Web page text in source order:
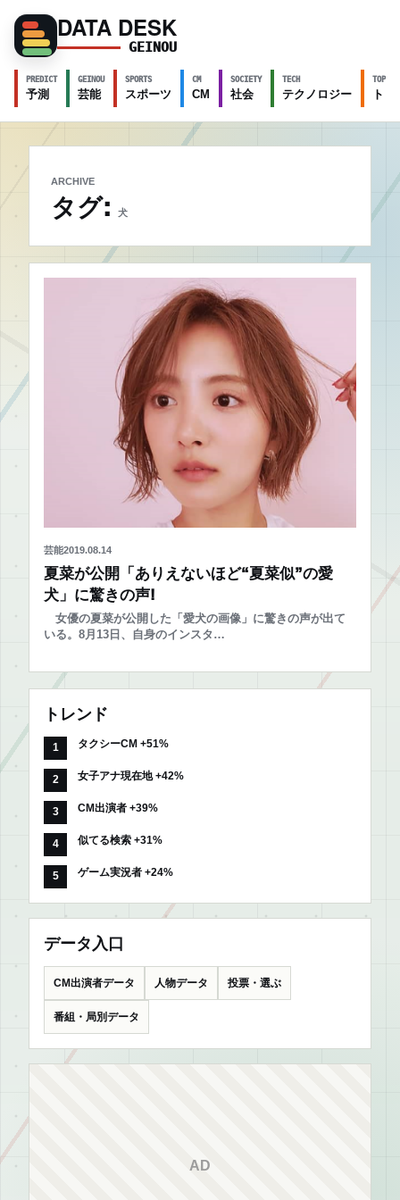
DATA DESK
GEINOU
PREDICT
予測
GEINOU
芸能
SPORTS
スポーツ
CM
CM
SOCIETY
社会
TECH
テクノロジー
TOPICS
ト
ARCHIVE
タグ: 犬
芸能2019.08.14
夏菜が公開「ありえないほど“夏菜似”の愛
犬」に驚きの声!
女優の夏菜が公開した「愛犬の画像」に驚きの声が出て
いる。8月13日、自身のインスタ…
トレンド
タクシーCM +51%
女子アナ現在地 +42%
CM出演者 +39%
似てる検索 +31%
ゲーム実況者 +24%
データ入口
CM出演者データ 人物データ 投票・選ぶ
番組・局別データ
AD